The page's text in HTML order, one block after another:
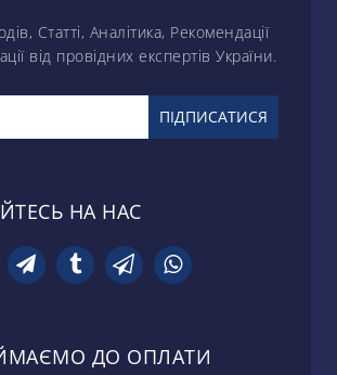
Статті, Аналітика, Рекомендації
від провідних експертів України.
НА НАС
ДО ОПЛАТИ